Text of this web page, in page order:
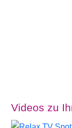
Videos zu